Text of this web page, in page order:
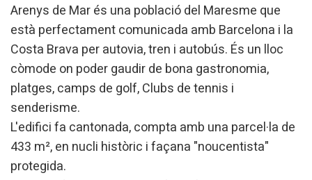
Arenys de Mar és una població del Maresme que
està perfectament comunicada amb Barcelona i la
Costa Brava per autovia, tren i autobús. És un lloc
còmode on poder gaudir de bona gastronomia,
platges, camps de golf, Clubs de tennis i
senderisme.
L'edifici fa cantonada, compta amb una parcel·la de
433 m², en nucli històric i façana "noucentista"
protegida.